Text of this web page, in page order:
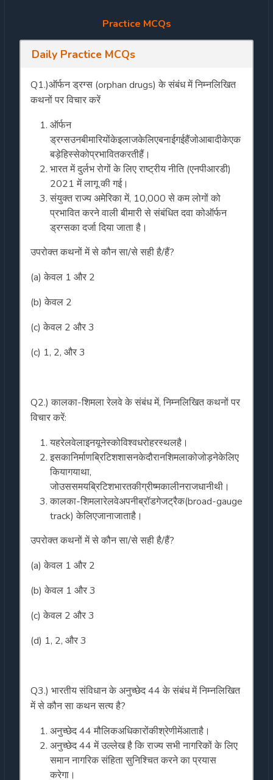
Practice MCQs
Daily Practice MCQs
Q1.)ऑर्फन ड्रग्स (orphan drugs) के संबंध में निम्नलिखित
कथनों पर विचार करें
ऑर्फन
ड्रग्सउनबीमारियोंकेइलाजकेलिएबनाईगईहैंजोआबादीकेएक
बड़ेहिस्सेकोप्रभावितकरतीहैं।
भारत में दुर्लभ रोगों के लिए राष्ट्रीय नीति (एनपीआरडी)
2021 में लागू की गई।
संयुक्त राज्य अमेरिका में, 10,000 से कम लोगों को
प्रभावित करने वाली बीमारी से संबंधित दवा कोऑर्फन
ड्रग्सका दर्जा दिया जाता है।
उपरोक्त कथनों में से कौन सा/से सही है/हैं?
(a) केवल 1 और 2
(b) केवल 2
(c) केवल 2 और 3
(c) 1, 2, और 3
Q2.) कालका-शिमला रेलवे के संबंध में, निम्नलिखित कथनों पर
विचार करें:
यहरेलवेलाइनयूनेस्कोविश्वधरोहरस्थलहै।
इसकानिर्माणब्रिटिशशासनकेदौरानशिमलाकोजोड़नेकेलिए
कियागयाथा,
जोउससमयब्रिटिशभारतकीग्रीष्मकालीनराजधानीथी।
कालका-शिमलारेलवेअपनीब्रॉडगेजट्रैक(broad-gauge
track) केलिएजानाजाताहै।
उपरोक्त कथनों में से कौन सा/से सही है/हैं?
(a) केवल 1 और 2
(b) केवल 1 और 3
(c) केवल 2 और 3
(d) 1, 2, और 3
Q3.) भारतीय संविधान के अनुच्छेद 44 के संबंध में निम्नलिखित
में से कौन सा कथन सत्य है?
अनुच्छेद 44 मौलिकअधिकारोंकीश्रेणीमेंआताहै।
अनुच्छेद 44 में उल्लेख है कि राज्य सभी नागरिकों के लिए
समान नागरिक संहिता सुनिश्चित करने का प्रयास
करेगा।